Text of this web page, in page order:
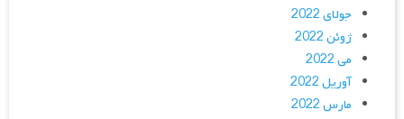
جولای 2022
ژوئن 2022
می 2022
آوریل 2022
مارس 2022